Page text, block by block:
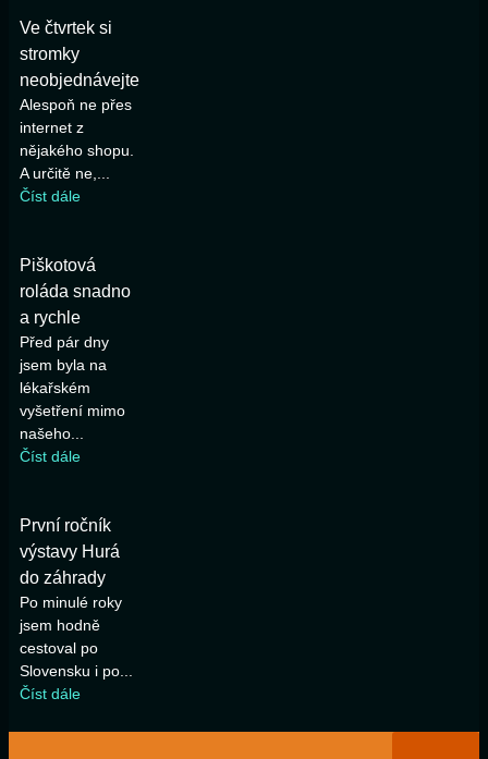
Ve čtvrtek si
stromky
neobjednávejte
Alespoň ne přes
internet z
nějakého shopu.
A určitě ne,...
Číst dále
Piškotová
roláda snadno
a rychle
Před pár dny
jsem byla na
lékařském
vyšetření mimo
našeho...
Číst dále
První ročník
výstavy Hurá
do záhrady
Po minulé roky
jsem hodně
cestoval po
Slovensku i po...
Číst dále